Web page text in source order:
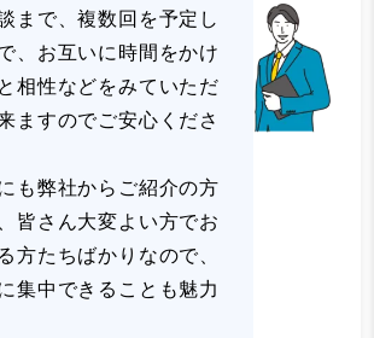
まで、複数回を予定し
、お互いに時間をかけ
相性などをみていただ
ますのでご安心くださ
も弊社からご紹介の方
皆さん大変よい方でお
方たちばかりなので、
集中できることも魅力